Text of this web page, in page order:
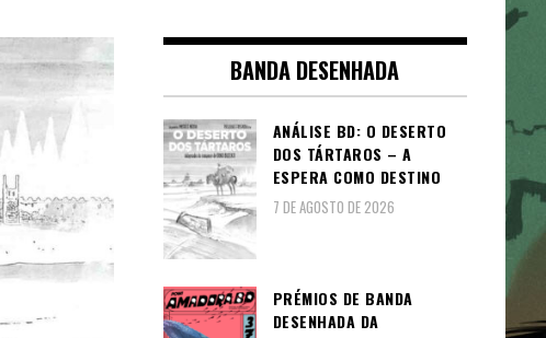
BANDA DESENHADA
ANÁLISE BD: O DESERTO
DOS TÁRTAROS – A
ESPERA COMO DESTINO
7 DE AGOSTO DE 2026
PRÉMIOS DE BANDA
DESENHADA DA